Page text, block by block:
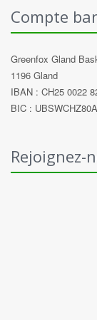
Compte
Greenfox Gland
1196 Gland
IBAN : CH25 0022
BIC : UBSWCHZ80A
Rejoignez-